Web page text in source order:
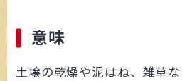
意味
土壌の乾燥や泥はね、雑草な